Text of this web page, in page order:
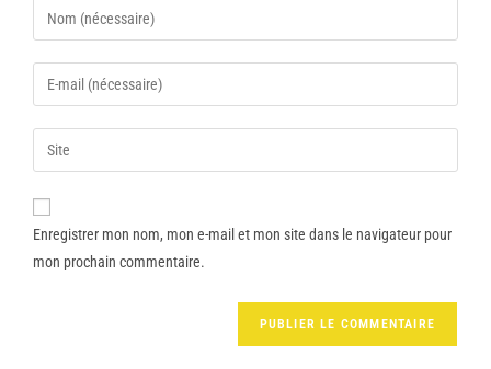
Enregistrer mon nom, mon e-mail et mon site dans le navigateur pour
mon prochain commentaire.